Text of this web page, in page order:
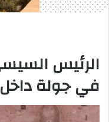
الرئيس
في جولة